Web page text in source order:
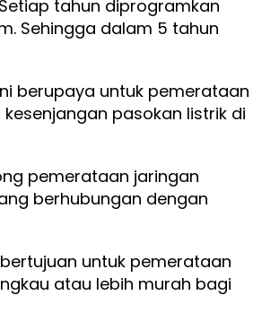
tahun diprogramkan
Sehingga dalam 5 tahun
berupaya untuk pemerataan
pasokan listrik di
pemerataan jaringan
berhubungan dengan
bertujuan untuk pemerataan
atau lebih murah bagi